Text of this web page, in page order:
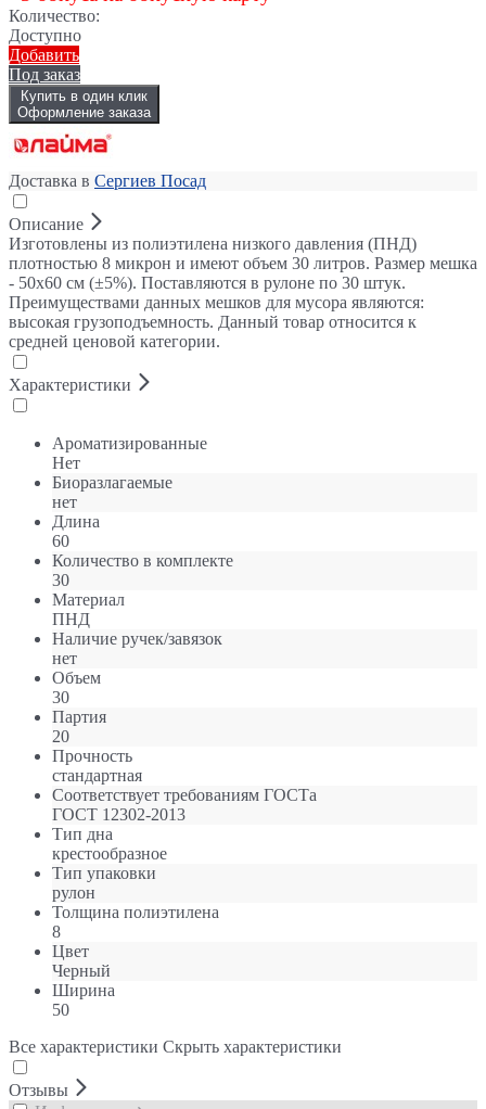
Количество:
Доступно
Добавить
Под заказ
Купить в один клик
Оформление заказа
Доставка в Сергиев Посад
Описание
Изготовлены из полиэтилена низкого давления (ПНД)
плотностью 8 микрон и имеют объем 30 литров. Размер мешка
- 50х60 см (±5%). Поставляются в рулоне по 30 штук.
Преимуществами данных мешков для мусора являются:
высокая грузоподъемность. Данный товар относится к
средней ценовой категории.
Характеристики
Ароматизированные
Нет
Биоразлагаемые
нет
Длина
60
Количество в комплекте
30
Материал
ПНД
Наличие ручек/завязок
нет
Объем
30
Партия
20
Прочность
стандартная
Соответствует требованиям ГОСТа
ГОСТ 12302-2013
Тип дна
крестообразное
Тип упаковки
рулон
Толщина полиэтилена
8
Цвет
Черный
Ширина
50
Все характеристики Скрыть характеристики
Отзывы